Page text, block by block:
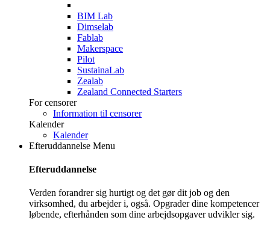
BIM Lab
Dimselab
Fablab
Makerspace
Pilot
SustainaLab
Zealab
Zealand Connected Starters
For censorer
Information til censorer
Kalender
Kalender
Efteruddannelse Menu
Efteruddannelse
Verden forandrer sig hurtigt og det gør dit job og den
virksomhed, du arbejder i, også. Opgrader dine kompetencer
løbende, efterhånden som dine arbejdsopgaver udvikler sig.